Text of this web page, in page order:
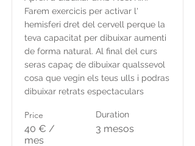
Farem exercicis per activar l'
hemisferi dret del cervell perque la
teva capacitat per dibuixar aumenti
de forma natural. Al final del curs
seras capaç de dibuixar qualssevol
cosa que vegin els teus ulls i podras
dibuixar retrats espectaculars
Price
40 € /
mes
Duration
3 mesos